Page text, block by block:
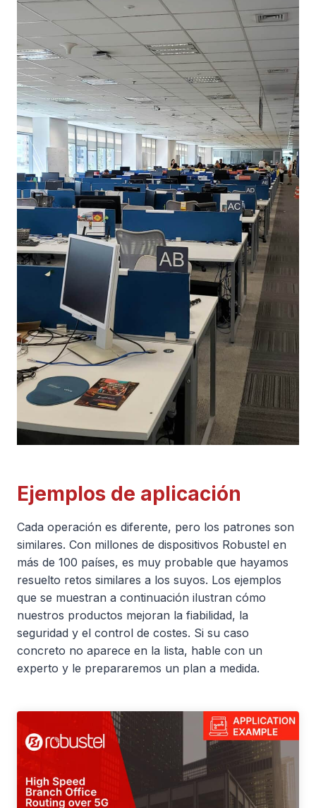
Ejemplos de aplicación
Cada operación es diferente, pero los patrones son
similares. Con millones de dispositivos Robustel en
más de 100 países, es muy probable que hayamos
resuelto retos similares a los suyos. Los ejemplos
que se muestran a continuación ilustran cómo
nuestros productos mejoran la fiabilidad, la
seguridad y el control de costes. Si su caso
concreto no aparece en la lista, hable con un
experto y le prepararemos un plan a medida.